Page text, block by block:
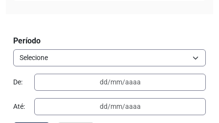
Período
De:
Até: